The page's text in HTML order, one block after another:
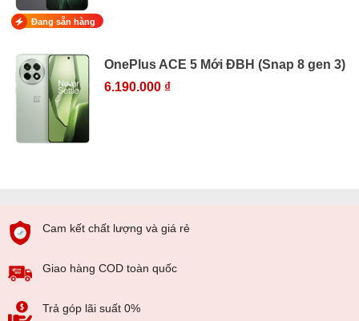
Đang sẵn hàng
OnePlus ACE 5 Mới ĐBH (Snap 8 gen 3)
6.190.000 ₫
Cam kết chất lượng và giá rẻ
Giao hàng COD toàn quốc
Trả góp lãi suất 0%